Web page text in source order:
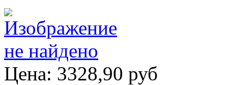
Цена: 3328,90 руб